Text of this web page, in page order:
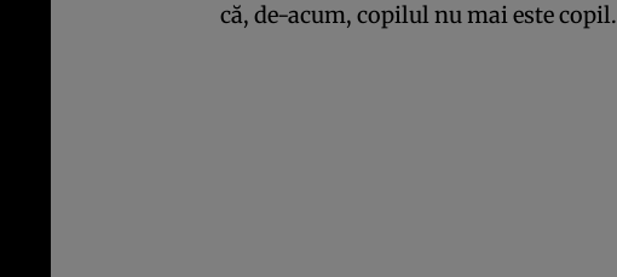
că, de-acum, copilul nu mai este copil.